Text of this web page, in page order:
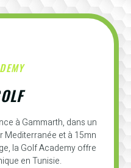
à Gammarth, dans un
Mediterranée et à 15mn
la Golf Academy offre
en Tunisie.